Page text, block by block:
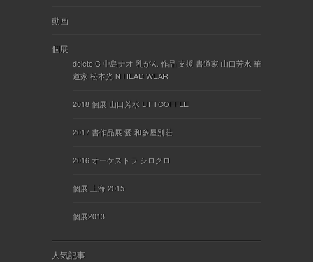
動画
個展
delete C 中島ナオ 乳がん 作品 支援 書道家 山口芳水 華
道家 松本光 N HEAD WEAR
2018 個展 山口芳水 LIFTCOFFEE
2017 書作品展 愛 和多屋別荘
2016 オーケストラ シロクロ
個展 上海 2015
個展2013
人気記事